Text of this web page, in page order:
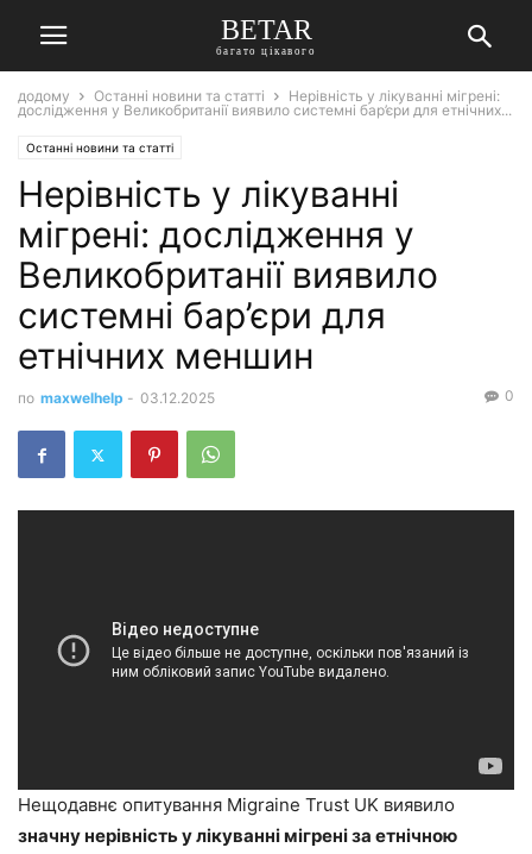
BETAR
багато цікавого
додому Останні новини та статті
Нерівність у лікуванні мігрені:
дослідження у Великобританії виявило системні бар’єри для етнічних...
Останні новини та статті
Нерівність у лікуванні
мігрені: дослідження у
Великобританії виявило
системні бар’єри для
етнічних меншин
по maxwelhelp - 03.12.2025 0
Нещодавнє опитування Migraine Trust UK виявило
значну нерівність у лікуванні мігрені за етнічною